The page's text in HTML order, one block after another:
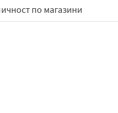
по магазини